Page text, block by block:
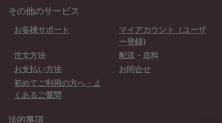
その他のサービス
お客様サポート
マイアカウント（ユーザ
ー登録)
注文方法
配送・送料
お支払い方法
お問合せ
初めてご利用の方へ・よ
くあるご質問
法的事項